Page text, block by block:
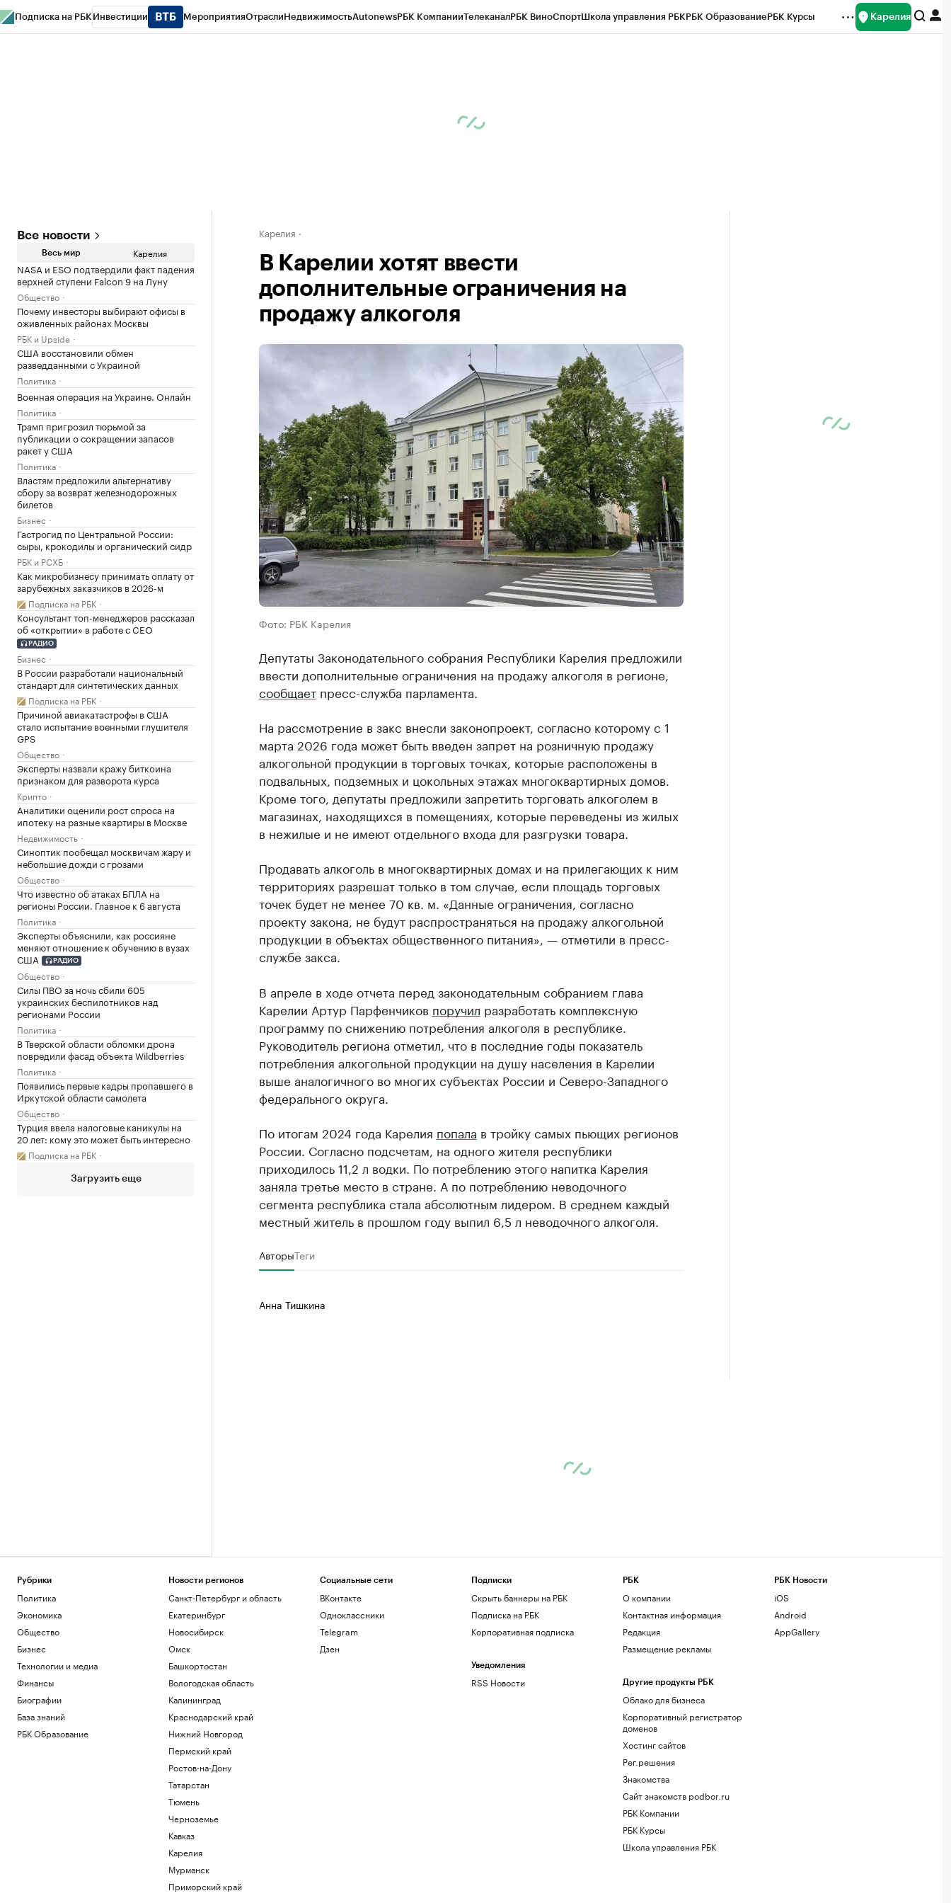
Подписка на РБК Инвестиции МероприятияОтраслиНедвижимостьAutonewsРБК КомпанииТелеканалРБК ВиноСпортШкола управления РБКРБК ОбразованиеРБК Курсы Карелия
Все новости
Весь мир Карелия
NASA и ESO подтвердили факт падения
верхней ступени Falcon 9 на Луну
Общество
Почему инвесторы выбирают офисы в
оживленных районах Москвы
РБК и Upside
США восстановили обмен
разведданными с Украиной
Политика
Военная операция на Украине. Онлайн
Политика
Трамп пригрозил тюрьмой за
публикации о сокращении запасов
ракет у США
Политика
Властям предложили альтернативу
сбору за возврат железнодорожных
билетов
Бизнес
Гастрогид по Центральной России:
сыры, крокодилы и органический сидр
РБК и РСХБ
Как микробизнесу принимать оплату от
зарубежных заказчиков в 2026-м
Подписка на РБК
Консультант топ-менеджеров рассказал
об «открытии» в работе с CEO
РАДИО
Бизнес
В России разработали национальный
стандарт для синтетических данных
Подписка на РБК
Причиной авиакатастрофы в США
стало испытание военными глушителя
GPS
Общество
Эксперты назвали кражу биткоина
признаком для разворота курса
Крипто
Аналитики оценили рост спроса на
ипотеку на разные квартиры в Москве
Недвижимость
Синоптик пообещал москвичам жару и
небольшие дожди с грозами
Общество
Что известно об атаках БПЛА на
регионы России. Главное к 6 августа
Политика
Эксперты объяснили, как россияне
меняют отношение к обучению в вузах
США
РАДИО
Общество
Силы ПВО за ночь сбили 605
украинских беспилотников над
регионами России
Политика
В Тверской области обломки дрона
повредили фасад объекта Wildberries
Политика
Появились первые кадры пропавшего в
Иркутской области самолета
Общество
Турция ввела налоговые каникулы на
20 лет: кому это может быть интересно
Подписка на РБК
Загрузить еще
Карелия
В Карелии хотят ввести
дополнительные ограничения на
продажу алкоголя
Фото: РБК Карелия
Депутаты Законодательного собрания Республики Карелия предложили
ввести дополнительные ограничения на продажу алкоголя в регионе,
сообщаетпресс-служба парламента.
На рассмотрение в закс внесли законопроект, согласно которому с 1
марта 2026 года может быть введен запрет на розничную продажу
алкогольной продукции в торговых точках, которые расположены в
подвальных, подземных и цокольных этажах многоквартирных домов.
Кроме того, депутаты предложили запретить торговать алкоголем в
магазинах, находящихся в помещениях, которые переведены из жилых
в нежилые и не имеют отдельного входа для разгрузки товара.
Продавать алкоголь в многоквартирных домах и на прилегающих к ним
территориях разрешат только в том случае, если площадь торговых
точек будет не менее 70 кв. м. «Данные ограничения, согласно
проекту закона, не будут распространяться на продажу алкогольной
продукции в объектах общественного питания», — отметили в пресс-
службе закса.
В апреле в ходе отчета перед законодательным собранием глава
Карелии Артур Парфенчиков поручил разработать комплексную
программу по снижению потребления алкоголя в республике.
Руководитель региона отметил, что в последние годы показатель
потребления алкогольной продукции на душу населения в Карелии
выше аналогичного во многих субъектах России и Северо-Западного
федерального округа.
По итогам 2024 года Карелия попала в тройку самых пьющих регионов
России. Согласно подсчетам, на одного жителя республики
приходилось 11,2 л водки. По потреблению этого напитка Карелия
заняла третье место в стране. А по потреблению неводочного
сегмента республика стала абсолютным лидером. В среднем каждый
местный житель в прошлом году выпил 6,5 л неводочного алкоголя.
АвторыТеги
Анна Тишкина
Рубрики
Политика
Экономика
Общество
Бизнес
Технологии и медиа
Финансы
Биографии
База знаний
РБК Образование
Новости регионов
Санкт-Петербург и область
Екатеринбург
Новосибирск
Омск
Башкортостан
Вологодская область
Калининград
Краснодарский край
Нижний Новгород
Пермский край
Ростов-на-Дону
Татарстан
Тюмень
Черноземье
Кавказ
Карелия
Мурманск
Приморский край
Социальные сети
ВКонтакте
Одноклассники
Telegram
Дзен
Подписки
Скрыть баннеры на РБК
Подписка на РБК
Корпоративная подписка
Уведомления
RSS Новости
РБК
О компании
Контактная информация
Редакция
Размещение рекламы
Другие продукты РБК
Облако для бизнеса
Корпоративный регистратор
доменов
Хостинг сайтов
Рег.решения
Знакомства
Сайт знакомств podbor.ru
РБК Компании
РБК Курсы
Школа управления РБК
РБК Новости
iOS
Android
AppGallery